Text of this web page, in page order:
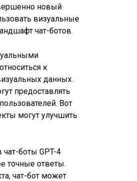
новый
визуальные
чат-ботов.
к
данных.
предоставлять
Вот
могут улучшить
боты GPT-4
точные ответы.
чат-бот может